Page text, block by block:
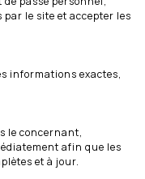
le site et accepter les
informations exactes,
le concernant,
afin que les
et à jour.